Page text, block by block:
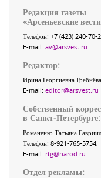
Редакция газеты
«Арсеньевские вести
Телефон: +7 (423) 240-70-
E-mail: av@arsvest.ru
Редактор:
Ирина Георгиевна
E-mail: editor@arsvest.ru
Собственный
в Санкт-Петербурге:
Романенко Татьяна
Телефон: 8-921-765-5754,
E-mail: rtg@narod.ru
Отдел рекламы: